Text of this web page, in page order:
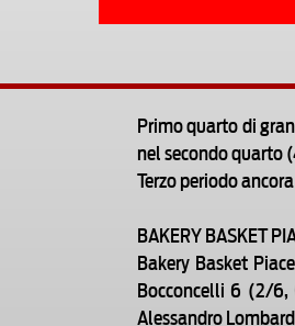
Primo quarto di
nel secondo quarto
Terzo periodo
BAKERY BASKET
Bakery Basket
Bocconcelli 6 (2/
Alessandro